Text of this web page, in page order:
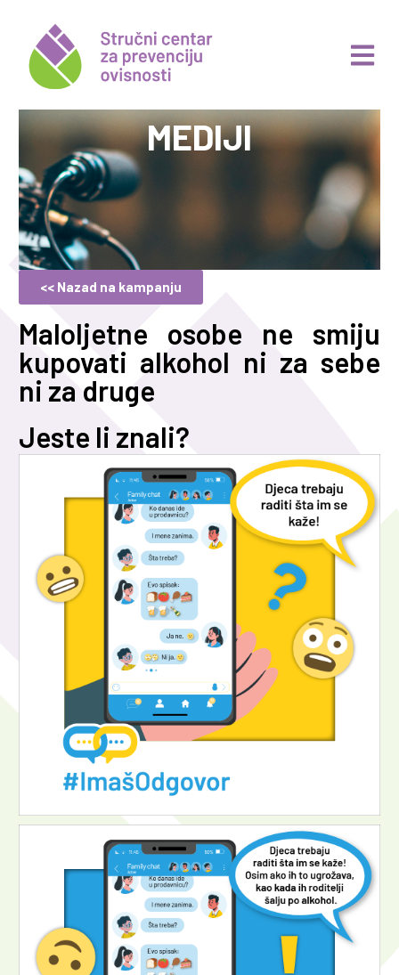
MEDIJI
<< Nazad na kampanju
Maloljetne osobe ne smiju
kupovati alkohol ni za sebe
ni za druge
Jeste li znali?